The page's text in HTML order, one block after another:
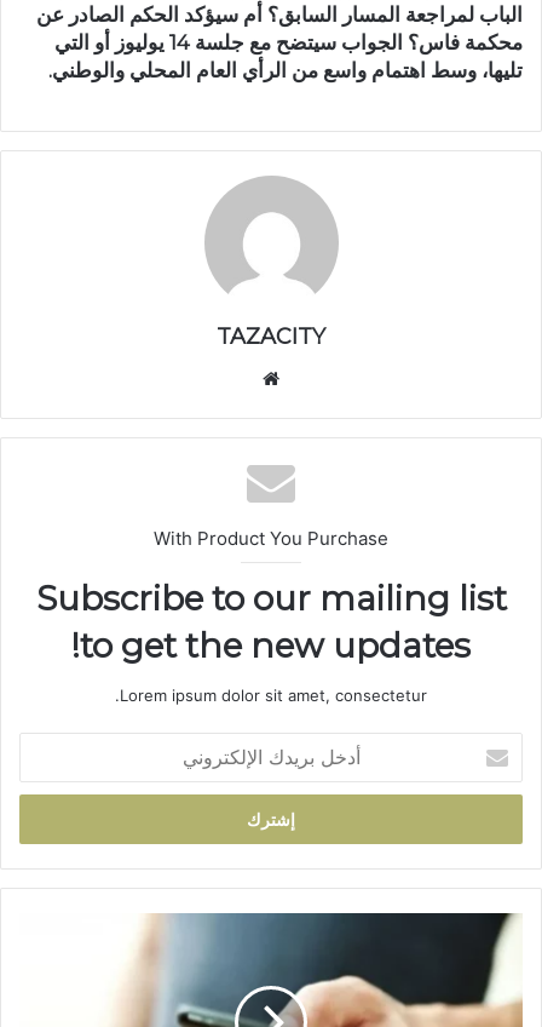
الباب لمراجعة المسار السابق؟ أم سيؤكد الحكم الصادر عن
محكمة فاس؟ الجواب سيتضح مع جلسة 14 يوليوز أو التي
تليها، وسط اهتمام واسع من الرأي العام المحلي والوطني.
TAZACITY
الوي
ب
With Product You Purchase
Subscribe to our mailing list
to get the new updates!
Lorem ipsum dolor sit amet, consectetur.
خ
ب
ر
د
لد